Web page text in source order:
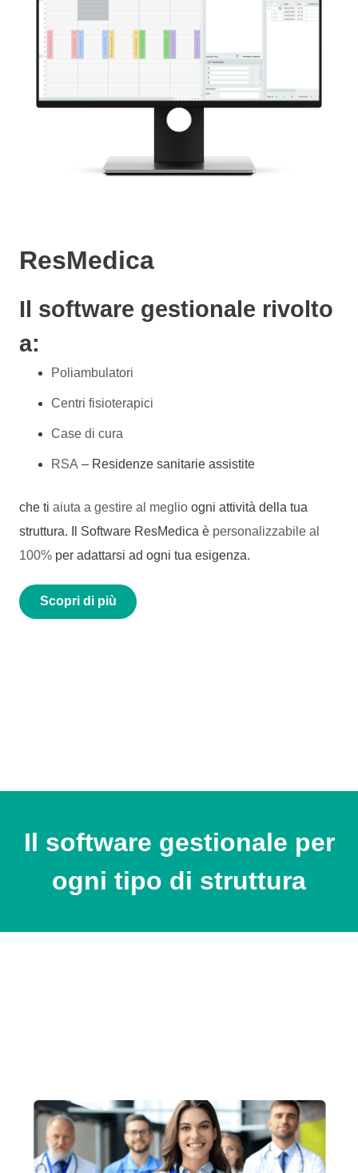
ResMedica
Il software gestionale rivolto
a:
Poliambulatori
Centri fisioterapici
Case di cura
RSA – Residenze sanitarie assistite
che ti aiuta a gestire al meglio ogni attività della tua
struttura. Il Software ResMedica è personalizzabile al
100% per adattarsi ad ogni tua esigenza.
Scopri di più
Il software gestionale per
ogni tipo di struttura